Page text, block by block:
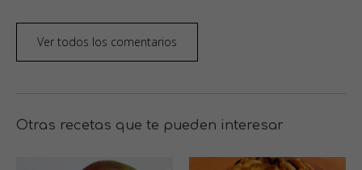
Ver todos los comentarios
Otras recetas que te pueden interesar